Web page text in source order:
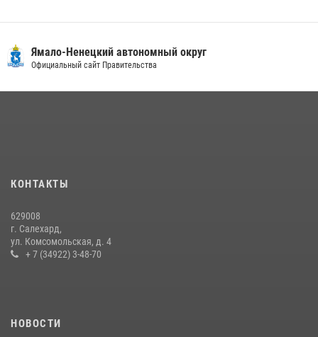
«Каникулы с Росгвардией» продолжаются на Ямале
14 июля 2026, 06:53
Ямало-Ненецкий автономный округ
Официальный сайт Правительства
КОНТАКТЫ
629008
г. Салехард,
ул. Комсомольская, д. 4
+ 7 (34922) 3-48-70
НОВОСТИ